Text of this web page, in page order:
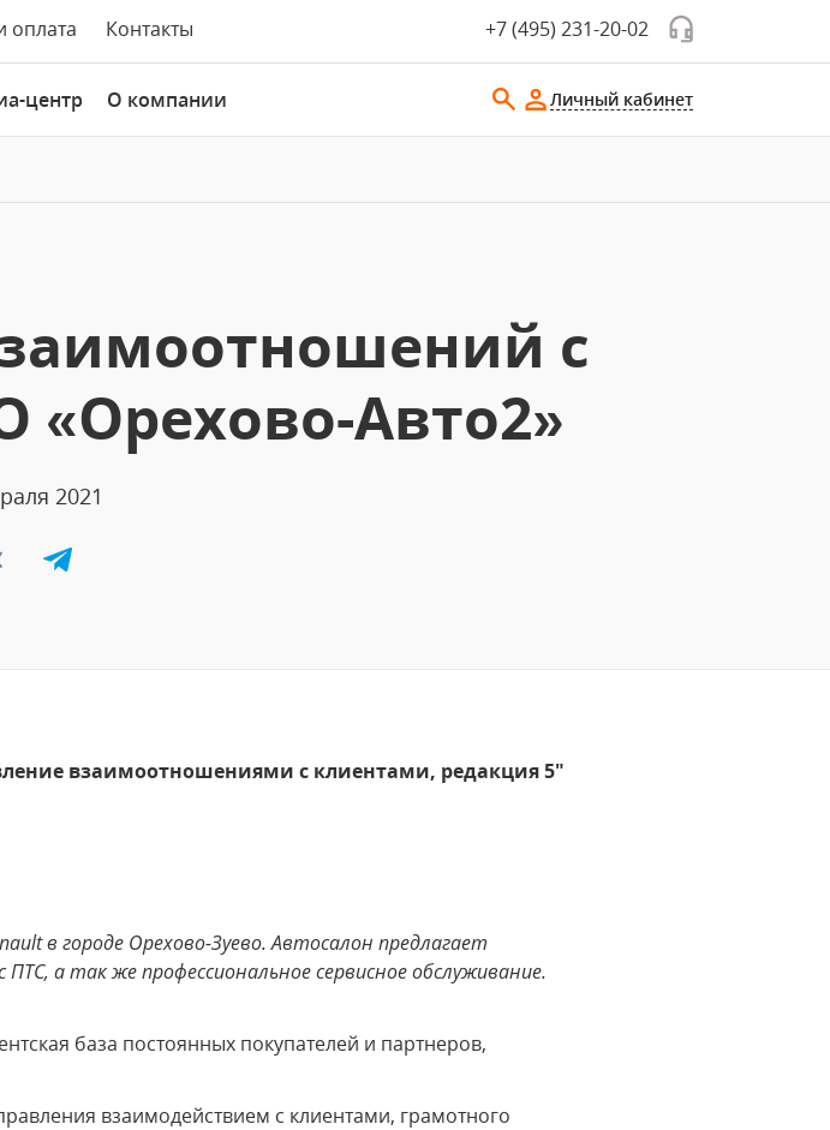
оплата Контакты +7 (495) 231-20-02
центр О компании Личный кабинет
с
Авто2»
2021
взаимоотношениями с клиентами, редакция 5"
в городе Орехово-Зуево. Автосалон предлагает
а так же профессиональное сервисное обслуживание.
база постоянных покупателей и партнеров,
взаимодействием с клиентами, грамотного